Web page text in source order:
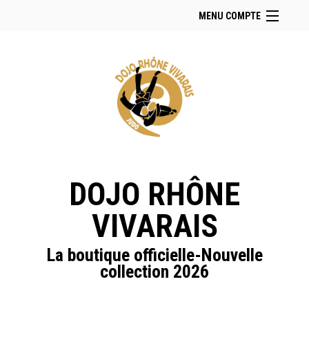
MENU COMPTE
Retour à notre site
Facebook
Instagram
Se connecter
DOJO RHÔNE
VIVARAIS
La boutique officielle-Nouvelle
collection 2026